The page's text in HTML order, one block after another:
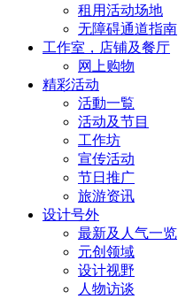
租用活动场地
无障碍通道指南
工作室，店铺及餐厅
网上购物
精彩活动
活動一覧
活动及节目
工作坊
宣传活动
节日推广
旅游资讯
设计号外
最新及人气一览
元创领域
设计视野
人物访谈